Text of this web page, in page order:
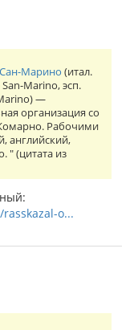
Марино (итал.
Marino, эсп.
—
организация со
Рабочими
английский,
" (цитата из
o...